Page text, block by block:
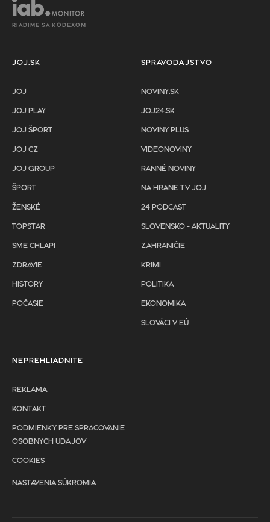
RIADIME SA KÓDEXOM
JOJ.SK
JOJ
JOJ PLAY
JOJ ŠPORT
JOJ CZ
JOJ GROUP
ŠPORT
ŽENSKÉ
TOPSTAR
SME CHLAPI
ZDRAVIE
HISTORY
POČASIE
SPRAVODAJSTVO
NOVINY.SK
JOJ24.SK
NOVINY PLUS
VIDEONOVINY
RANNÉ NOVINY
NA HRANE TV JOJ
24 PODCAST
SLOVENSKO - AKTUALITY
ZAHRANIČIE
KRIMI
POLITIKA
EKONOMIKA
SLOVÁCI V EÚ
NEPREHLIADNITE
REKLAMA
KONTAKT
PODMIENKY PRE SPRACOVANIE
OSOBNYCH UDAJOV
COOKIES
NASTAVENIA SÚKROMIA